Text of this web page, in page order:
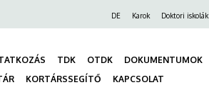
DE Karok Doktori iskolák
TDK OTDK DOKUMENTUMOK
KORTÁRSSEGÍTŐ KAPCSOLAT